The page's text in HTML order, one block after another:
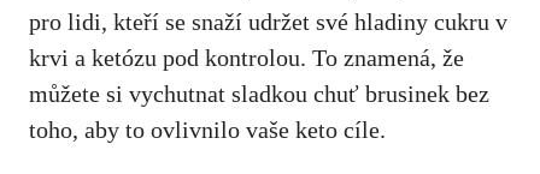
pro lidi, kteří se snaží udržet své hladiny cukru v
krvi a ketózu pod kontrolou. To znamená, že
můžete si vychutnat sladkou chuť brusinek bez
toho, aby to ovlivnilo vaše keto cíle.